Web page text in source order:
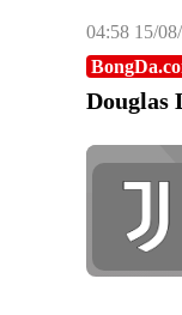
04:58 15/
Douglas